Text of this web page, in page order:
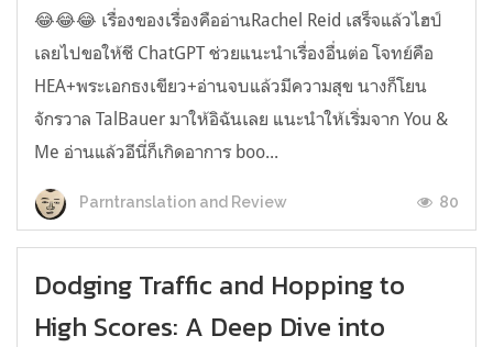
😂😂😂 เรื่องของเรื่องคืออ่านRachel Reid เสร็จแล้วไฮป์
เลยไปขอให้ชี ChatGPT ช่วยแนะนำเรื่องอื่นต่อ โจทย์คือ
HEA+พระเอกธงเขียว+อ่านจบแล้วมีความสุข นางก็โยน
จักรวาล TalBauer มาให้อิฉันเลย แนะนำให้เริ่มจาก You &
Me อ่านแล้วอีนี่ก็เกิดอาการ boo...
Parntranslation and Review 80
Dodging Traffic and Hopping to
High Scores: A Deep Dive into